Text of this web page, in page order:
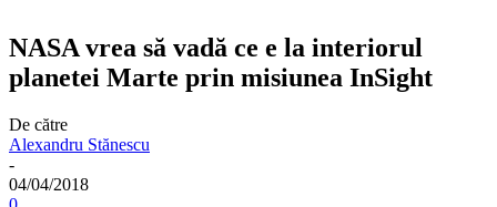
NASA vrea să vadă ce e la interiorul
planetei Marte prin misiunea InSight
De către
Alexandru Stănescu
-
04/04/2018